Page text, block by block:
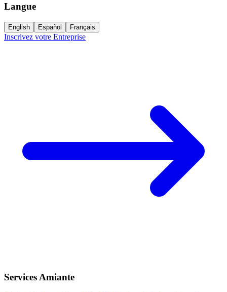
Langue
English Español Français
Inscrivez votre Entreprise
Services Amiante